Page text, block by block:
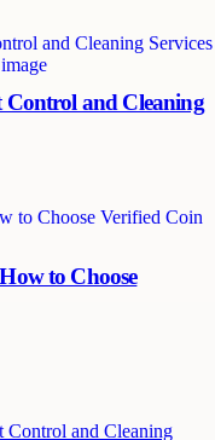
Control and Cleaning
to Choose
Control and Cleaning